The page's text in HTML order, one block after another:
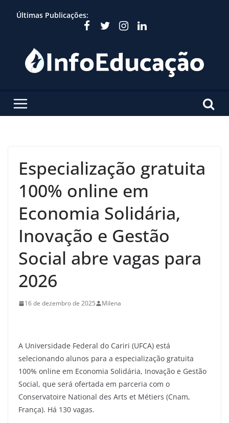
Últimas Publicações:
Especialização gratuita
100% online em
Economia Solidária,
Inovação e Gestão
Social abre vagas para
2026
16 de dezembro de 2025 Milena
A Universidade Federal do Cariri (UFCA) está
selecionando alunos para a especialização gratuita
100% online em Economia Solidária, Inovação e Gestão
Social, que será ofertada em parceria com o
Conservatoire National des Arts et Métiers (Cnam,
França). Há 130 vagas.